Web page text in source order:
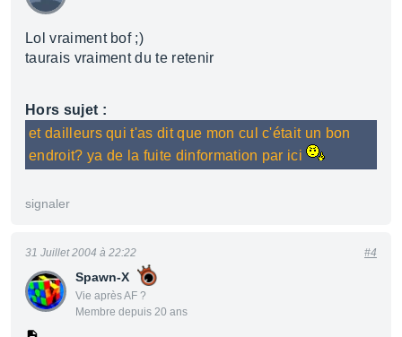
Lol vraiment bof ;)
taurais vraiment du te retenir
Hors sujet :
et dailleurs qui t'as dit que mon cul c'était un bon
endroit? ya de la fuite dinformation par ici
signaler
Spawn-X
Vie après AF ?
Membre depuis 20 ans
31 Juillet 2004 à 22:22 #4